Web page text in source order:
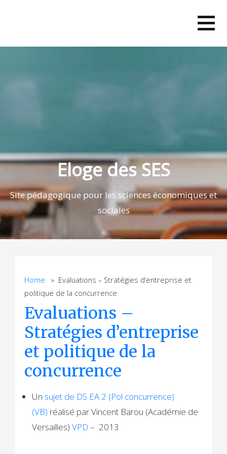
Eloge des SES
Site pédagogique pour les sciences économiques et
sociales
Home » Evaluations – Stratégies d’entreprise et
politique de la concurrence
Evaluations –
Stratégies d’entreprise
et politique de la
concurrence
Un sujet de DS EA 2 (Pol concurrence)
(VB) réalisé par Vincent Barou (Académie de
Versailles)VPD – 2013